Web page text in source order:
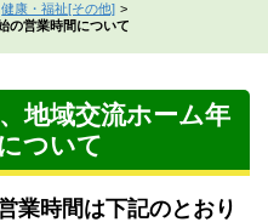
健康・福祉[その他]
の営業時間について
地域交流ホーム年
ついて
時間は下記のとおり